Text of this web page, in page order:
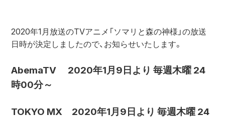
2020年1月放送のTVアニメ「ソマリと森の神様」の放送
日時が決定しましたので、お知らせいたします。
AbemaTV　 2020年1月9日より 毎週木曜 24
時00分～
TOKYO MX　2020年1月9日より 毎週木曜 24